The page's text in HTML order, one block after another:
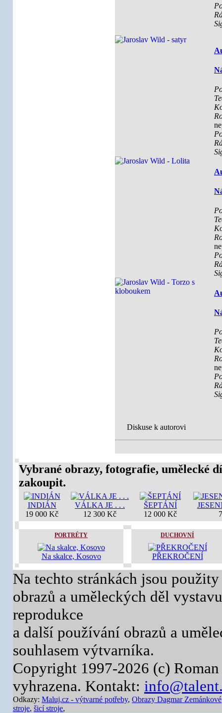
Diskuse k autorovi
Vybrané obrazy, fotografie, umělecké
zakoupit.
INDIÁN
19 000 Kč
VÁLKA JE . . .
12 300 Kč
ŠEPTÁNÍ
12 000 Kč
PORTRÉTY
Na skalce, Kosovo
DUCHOVNÍ
PŘEKROČENÍ
Na techto stránkách jsou
obrazů a uměleckých děl
reprodukce
a další používání obrazů a
souhlasem výtvarníka.
Copyright 1997-2026 (c)
vyhrazena. Kontakt:
Odkazy: Maluj.cz - výtvarné potřeby, Obrazy Dagmar Zemánkové
stroje, šicí stroje,